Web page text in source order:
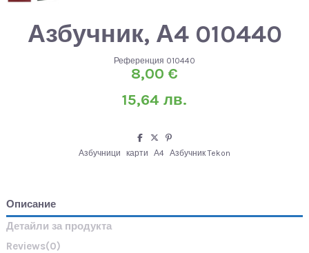
Азбучник, А4 010440
Референция 010440
8,00 €
15,64 лв.
Азбучници карти А4 Азбучник Tekon
Описание
Детайли за продукта
Reviews(0)